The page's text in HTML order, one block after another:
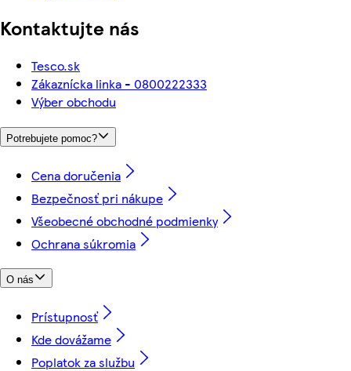
Kontaktujte nás
Tesco.sk
Zákaznícka linka - 0800222333
Výber obchodu
Potrebujete pomoc?
Cena doručenia
Bezpečnosť pri nákupe
Všeobecné obchodné podmienky
Ochrana súkromia
O nás
Prístupnosť
Kde dovážame
Poplatok za službu